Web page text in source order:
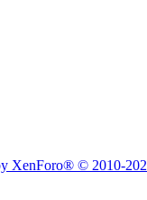
XenForo® © 2010-